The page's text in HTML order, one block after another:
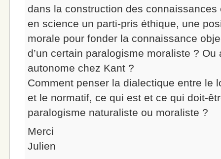
dans la construction des connaissances
en science un parti-pris éthique, une
morale pour fonder la connaissance
d’un certain paralogisme moraliste ?
autonome chez Kant ?
Comment penser la dialectique entre le
et le normatif, ce qui est et ce qui doit-
paralogisme naturaliste ou moraliste ?
Merci
Julien